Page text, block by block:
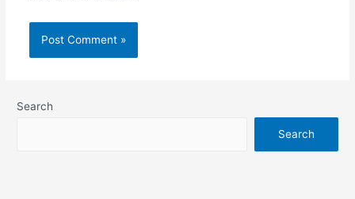
Search
Search